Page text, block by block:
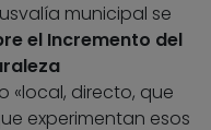
municipal se
el Incremento del
«local, directo, que
experimentan esos